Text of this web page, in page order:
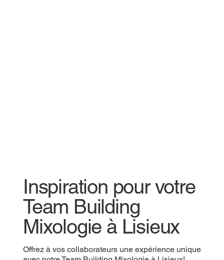
Inspiration pour votre
Team Building
Mixologie à Lisieux
Offrez à vos collaborateurs une expérience unique